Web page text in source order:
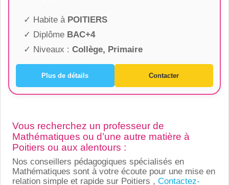
✓ Habite à POITIERS
✓ Diplôme BAC+4
✓ Niveaux : Collège, Primaire
Plus de détails Contacter
Vous recherchez un professeur de
Mathématiques ou d’une autre matière à
Poitiers ou aux alentours :
Nos conseillers pédagogiques spécialisés en
Mathématiques sont à votre écoute pour une mise en
relation simple et rapide sur Poitiers , Contactez-